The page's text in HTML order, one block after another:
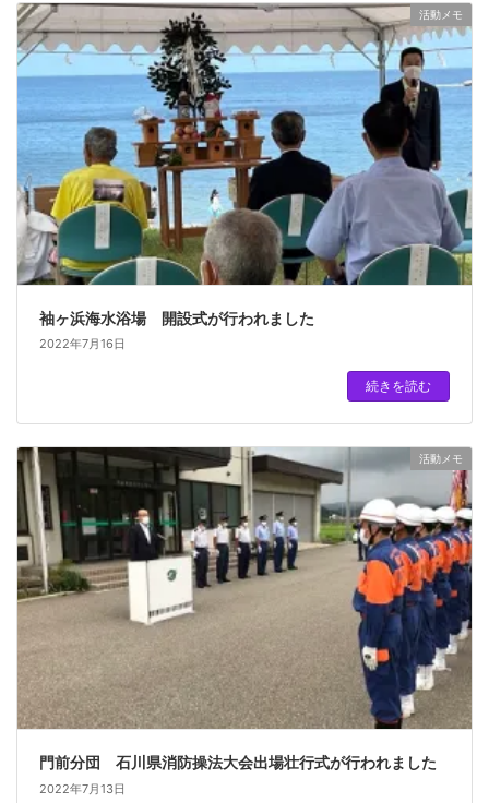
活動メモ
袖ヶ浜海水浴場 開設式が行われました
2022年7月16日
続きを読む
活動メモ
門前分団 石川県消防操法大会出場壮行式が行われました
2022年7月13日